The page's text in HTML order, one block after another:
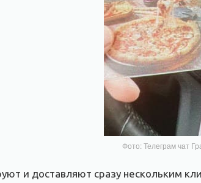
Фото: Телеграм чат
и доставляют сразу нескольким